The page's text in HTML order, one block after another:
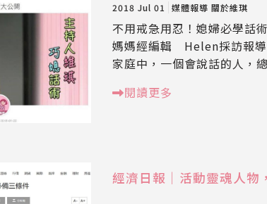
2018 Jul 01 媒體報導 關於維琪
不用戒急用忍！媳婦必學話
媽媽經編輯 Helen採訪報導
家庭中，一個會說話的人，
閱讀更多
經濟日報｜活動靈魂人物